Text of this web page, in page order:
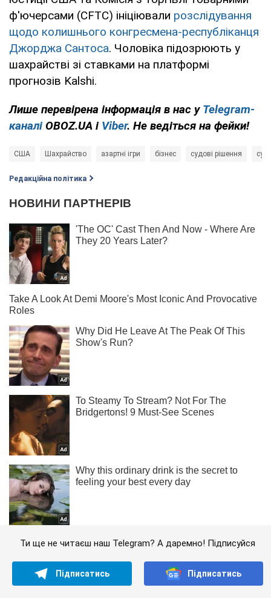
ф'ючерсами (CFTC) ініціювали розслідування
щодо колишнього конгресмена-республіканця
Джорджа Сантоса. Чоловіка підозрюють у
шахрайстві зі ставками на платформі
прогнозів Kalshi.
Лише перевірена інформація в нас у Telegram-
каналі OBOZ.UA і Viber. Не ведіться на фейки!
США Шахрайство азартні ігри бізнес судові рішення суд
Редакційна політика
Ти ще не читаєш наш Telegram? А даремно! Підписуйся
Підписатись Підписатись